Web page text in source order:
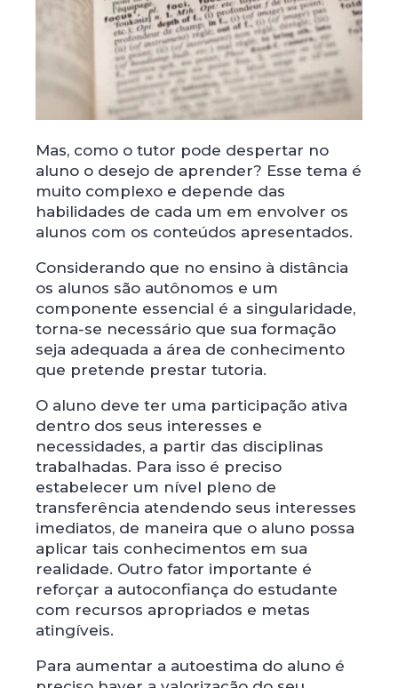
Mas, como o tutor pode despertar no
aluno o desejo de aprender? Esse tema é
muito complexo e depende das
habilidades de cada um em envolver os
alunos com os conteúdos apresentados.
Considerando que no ensino à distância
os alunos são autônomos e um
componente essencial é a singularidade,
torna-se necessário que sua formação
seja adequada a área de conhecimento
que pretende prestar tutoria.
O aluno deve ter uma participação ativa
dentro dos seus interesses e
necessidades, a partir das disciplinas
trabalhadas. Para isso é preciso
estabelecer um nível pleno de
transferência atendendo seus interesses
imediatos, de maneira que o aluno possa
aplicar tais conhecimentos em sua
realidade. Outro fator importante é
reforçar a autoconfiança do estudante
com recursos apropriados e metas
atingíveis.
Para aumentar a autoestima do aluno é